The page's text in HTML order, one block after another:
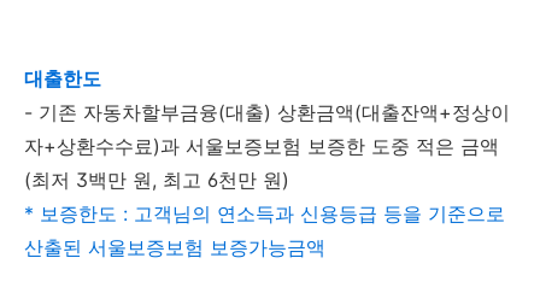
대출한도
- 기존 자동차할부금융(대출) 상환금액(대출잔액+정상이
자+상환수수료)과 서울보증보험 보증한 도중 적은 금액
(최저 3백만 원, 최고 6천만 원)
* 보증한도 : 고객님의 연소득과 신용등급 등을 기준으로
산출된 서울보증보험 보증가능금액